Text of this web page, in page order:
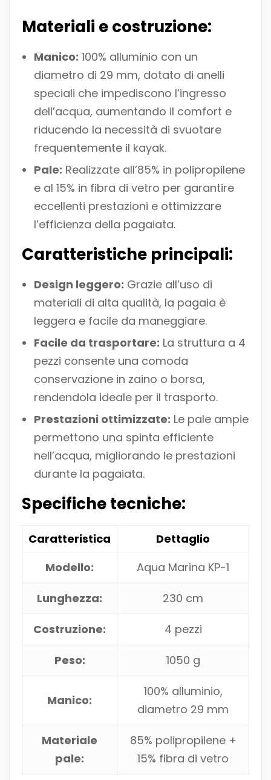
Materiali e costruzione:
Manico: 100% alluminio con un
diametro di 29 mm, dotato di anelli
speciali che impediscono l’ingresso
dell’acqua, aumentando il comfort e
riducendo la necessità di svuotare
frequentemente il kayak.
Pale: Realizzate all’85% in polipropilene
e al 15% in fibra di vetro per garantire
eccellenti prestazioni e ottimizzare
l’efficienza della pagaiata.
Caratteristiche principali:
Design leggero: Grazie all’uso di
materiali di alta qualità, la pagaia è
leggera e facile da maneggiare.
Facile da trasportare: La struttura a 4
pezzi consente una comoda
conservazione in zaino o borsa,
rendendola ideale per il trasporto.
Prestazioni ottimizzate: Le pale ampie
permettono una spinta efficiente
nell’acqua, migliorando le prestazioni
durante la pagaiata.
Specifiche tecniche:
Caratteristica
Dettaglio
Modello:
Aqua Marina KP-1
Lunghezza: 230 cm
Costruzione: 4 pezzi
Peso: 1050 g
Manico:
100% alluminio,
diametro 29 mm
Materiale
pale:
85% polipropilene +
15% fibra di vetro